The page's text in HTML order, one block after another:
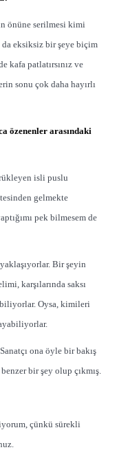
önüne serilmesi kimi
eksiksiz bir şeye biçim
kafa patlatırsınız ve
sonu çok daha hayırlı
özenenler arasındaki
isli puslu
gelmekte
pek bilmesem de
Bir şeyin
karşılarında saksı
Oysa, kimileri
ona öyle bir bakış
bir şey olup çıkmış.
çünkü sürekli